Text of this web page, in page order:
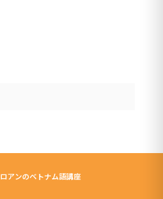
ロアンのベトナム語講座